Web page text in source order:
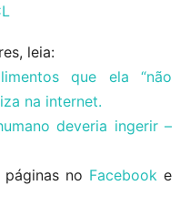
leia:
que ela “não
na internet.
deveria ingerir –
no Facebook e